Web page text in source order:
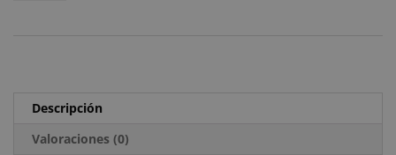
Salvamento
Descripción
Valoraciones (0)